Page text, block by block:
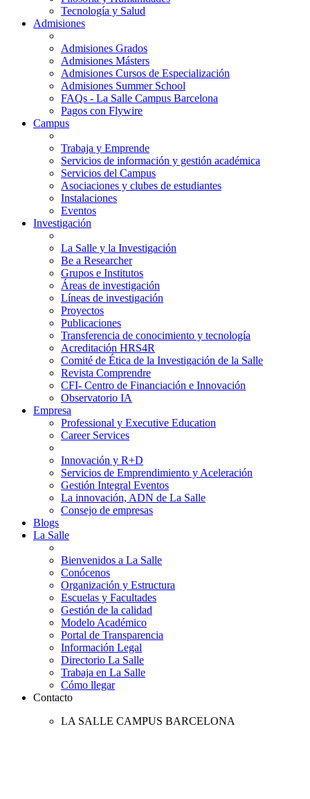
Tecnología y Salud
Admisiones
Admisiones Grados
Admisiones Másters
Admisiones Cursos de Especialización
Admisiones Summer School
FAQs - La Salle Campus Barcelona
Pagos con Flywire
Campus
Trabaja y Emprende
Servicios de información y gestión académica
Servicios del Campus
Asociaciones y clubes de estudiantes
Instalaciones
Eventos
Investigación
La Salle y la Investigación
Be a Researcher
Grupos e Institutos
Áreas de investigación
Líneas de investigación
Proyectos
Publicaciones
Transferencia de conocimiento y tecnología
Acreditación HRS4R
Comité de Ética de la Investigación de la Salle
Revista Comprendre
CFI- Centro de Financiación e Innovación
Observatorio IA
Empresa
Professional y Executive Education
Career Services
Innovación y R+D
Servicios de Emprendimiento y Aceleración
Gestión Integral Eventos
La innovación, ADN de La Salle
Consejo de empresas
Blogs
La Salle
Bienvenidos a La Salle
Conócenos
Organización y Estructura
Escuelas y Facultades
Gestión de la calidad
Modelo Académico
Portal de Transparencia
Información Legal
Directorio La Salle
Trabaja en La Salle
Cómo llegar
Contacto
LA SALLE CAMPUS BARCELONA